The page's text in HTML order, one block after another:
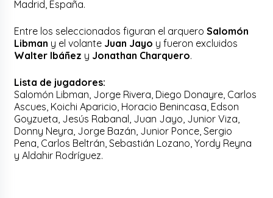
Madrid, España.
Entre los seleccionados figuran el arqueroSalomón
Libman y el volante Juan Jayo y fueron excluidos
Walter Ibáñez y Jonathan Charquero.
Lista de jugadores:
Salomón Libman, Jorge Rivera, Diego Donayre, Carlos
Ascues, Koichi Aparicio, Horacio Benincasa, Edson
Goyzueta, Jesús Rabanal, Juan Jayo, Junior Viza,
Donny Neyra, Jorge Bazán, Junior Ponce, Sergio
Pena, Carlos Beltrán, Sebastián Lozano, Yordy Reyna
y Aldahir Rodríguez.